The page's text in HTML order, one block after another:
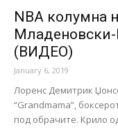
NBA колумна
(ВИДЕО)
January 6, 2019
Лоренс Демитрик
“Grandmama”,
под обрачите. Крило